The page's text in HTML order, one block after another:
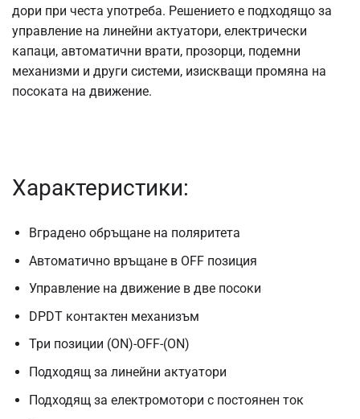
дори при честа употреба. Решението е подходящо за
управление на линейни актуатори, електрически
капаци, автоматични врати, прозорци, подемни
механизми и други системи, изискващи промяна на
посоката на движение.
Характеристики:
Вградено обръщане на поляритета
Автоматично връщане в OFF позиция
Управление на движение в две посоки
DPDT контактен механизъм
Три позиции (ON)-OFF-(ON)
Подходящ за линейни актуатори
Подходящ за електромотори с постоянен ток